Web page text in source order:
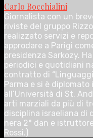
Carlo Bocchialini
Giornalista con un
riviste del gruppo
realizzato servizi e
approdare a Parigi
presidenza Sarkozy.
periodici e quotidiani
contratto di
Parma e si è
all’Università di St.
arti marziali da più di
disciplina israeliana di
nera 2° dan e
Rossi.)